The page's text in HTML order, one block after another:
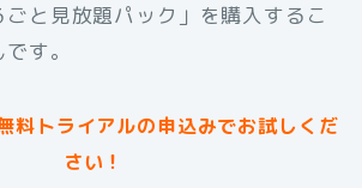
ごと見放題パック」を購入するこ
す。
料トライアルの申込みでお試しくだ
さい！